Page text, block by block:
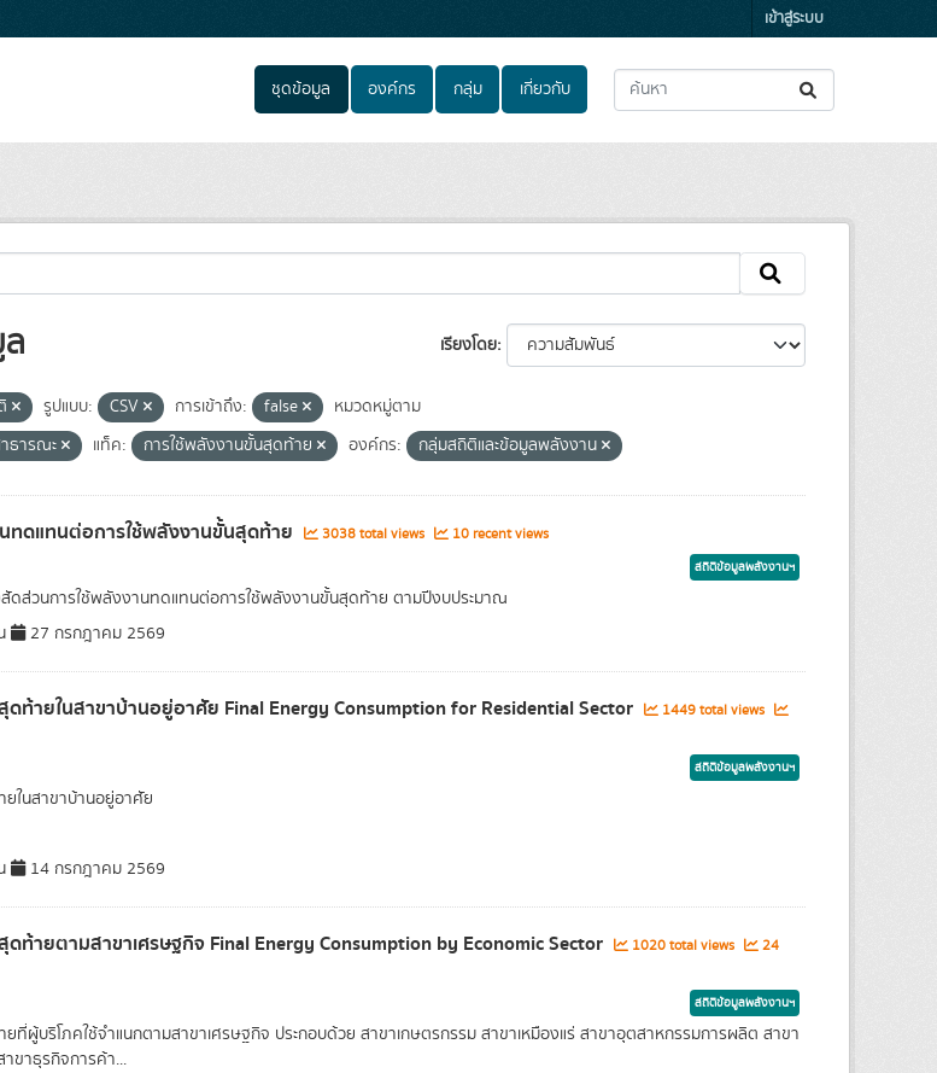
เข้าสู่ระบบ
ชุดข้อมูล องค์กร กลุ่ม เกี่ยวกับ
เรียงโดย
รูปแบบ: CSV การเข้าถึง: false
หมวดหมู่ตาม
ธารณะ แท็ค: การใช้พลังงานขั้นสุดท้าย องค์กร: กลุ่มสถิติและข้อมูลพลังงาน
ทดแทนต่อการใช้พลังงานขั้นสุดท้าย 3038 total views 10 recent views
สถิติข้อมูลพลังงานฯ
สัดส่วนการใช้พลังงานทดแทนต่อการใช้พลังงานขั้นสุดท้าย ตามปีงบประมาณ
27 กรกฎาคม 2569
ท้ายในสาขาบ้านอยู่อาศัย Final Energy Consumption for Residential Sector
1449 total views
สถิติข้อมูลพลังงานฯ
ในสาขาบ้านอยู่อาศัย
14 กรกฎาคม 2569
ท้ายตามสาขาเศรษฐกิจ Final Energy Consumption by Economic Sector 1020 total views
24
สถิติข้อมูลพลังงานฯ
ที่ผู้บริโภคใช้จำแนกตามสาขาเศรษฐกิจ ประกอบด้วย สาขาเกษตรกรรม สาขาเหมืองแร่ สาขาอุตสาหกรรมการผลิต สาขา
ขาธุรกิจการค้า...